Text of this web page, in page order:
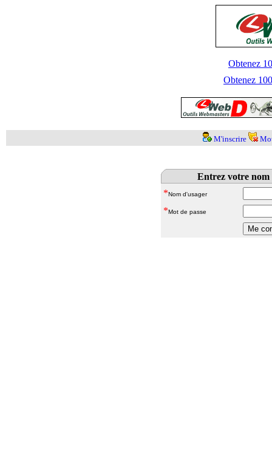
Obtenez
Obtenez
M'inscrire
Entrez votre nom
*Nom d'usager
*Mot de passe